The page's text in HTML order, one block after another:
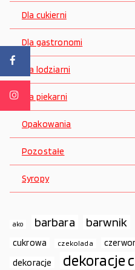
Dla cukierni
Dla gastronomi
Dla lodziarni
Dla piekarni
Opakowania
Pozostałe
Syropy
ako barbara barwnik
cukrowa czekolada
dekoracje dekoracje